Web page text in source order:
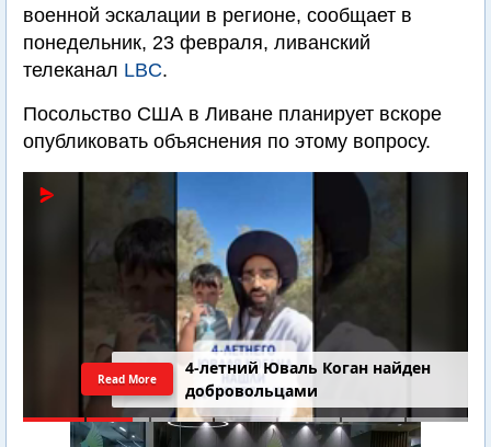
военной эскалации в регионе, сообщает в
понедельник, 23 февраля, ливанский
телеканал LBC.
Посольство США в Ливане планирует вскоре
опубликовать объяснения по этому вопросу.
4-летний Юваль Коган найден
добровольцами
Read More